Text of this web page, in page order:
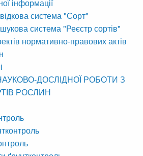
інформації
система "Сорт"
система "Реєстр сортів"
нормативно-правових актів
ДОСЛІДНОЇ РОБОТИ З
РОСЛИН